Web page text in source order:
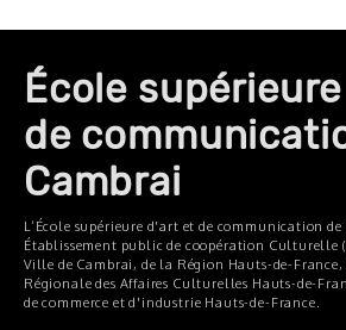
École
de
Cambrai
L’École supérieure d'art et de communication de
Établissement public de coopération Culturelle
Ville de Cambrai, de la Région Hauts-de-
Régionale des Affaires Culturelles Hauts-de-
de commerce et d'industrie Hauts-de-France.